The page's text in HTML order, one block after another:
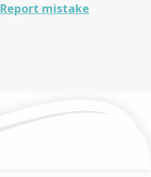
Report mistake